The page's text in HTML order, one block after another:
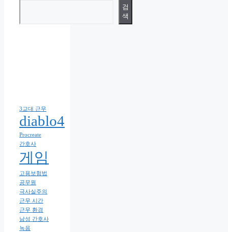
검
색
3교대 근무
diablo4
Procreate
간호사
게임
고용보험법
공무원
극사실주의
근무 시간
근무 환경
남성 간호사
녹음